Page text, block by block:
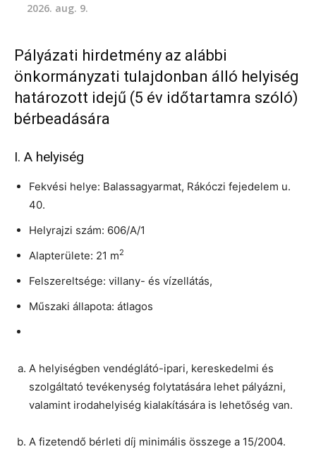
2026. aug. 9.
Pályázati hirdetmény az alábbi
önkormányzati tulajdonban álló helyiség
határozott idejű (5 év időtartamra szóló)
bérbeadására
I. A helyiség
Fekvési helye: Balassagyarmat, Rákóczi fejedelem u.
40.
Helyrajzi szám: 606/A/1
Alapterülete: 21 m2
Felszereltsége: villany- és vízellátás,
Műszaki állapota: átlagos
A helyiségben vendéglátó-ipari, kereskedelmi és
szolgáltató tevékenység folytatására lehet pályázni,
valamint irodahelyiség kialakítására is lehetőség van.
A fizetendő bérleti díj minimális összege a 15/2004.